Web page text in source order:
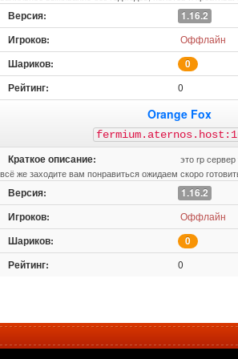
1.16.2
Оффлайн
0
0
Orange Fox
это rp
всё же заходите вам понравиться ожидаем скоро
1.16.2
Оффлайн
0
0